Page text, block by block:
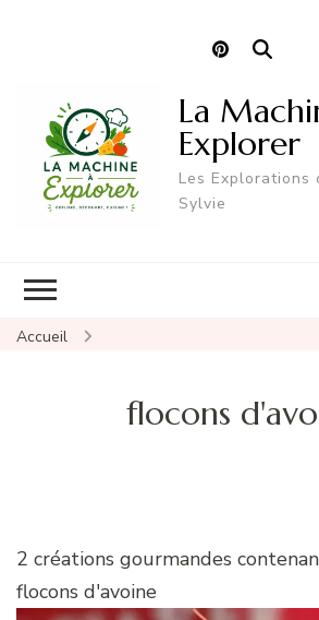
La
Explorer
Les Explorations
Sylvie
Accueil
flocons
2 créations gourmandes
flocons d'avoine